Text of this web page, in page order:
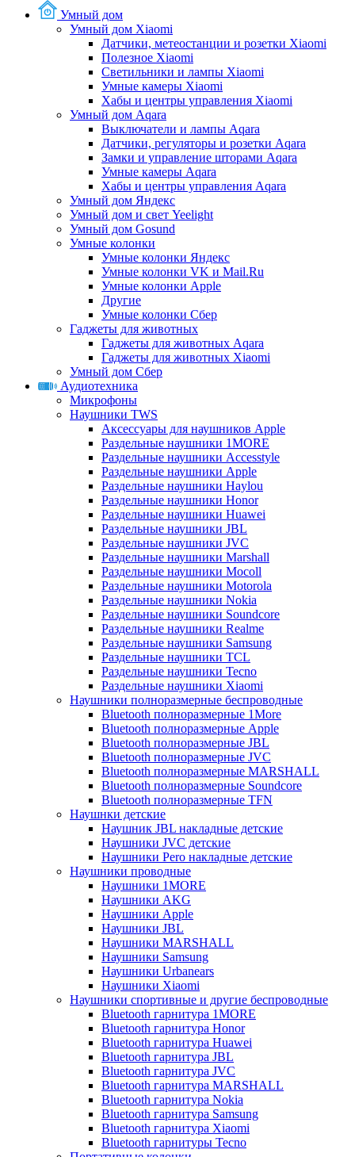
Умный дом
Умный дом Xiaomi
Датчики, метеостанции и розетки Xiaomi
Полезное Xiaomi
Светильники и лампы Xiaomi
Умные камеры Xiaomi
Хабы и центры управления Xiaomi
Умный дом Aqara
Выключатели и лампы Aqara
Датчики, регуляторы и розетки Aqara
Замки и управление шторами Aqara
Умные камеры Aqara
Хабы и центры управления Aqara
Умный дом Яндекс
Умный дом и свет Yeelight
Умный дом Gosund
Умные колонки
Умные колонки Яндекс
Умные колонки VK и Mail.Ru
Умные колонки Apple
Другие
Умные колонки Сбер
Гаджеты для животных
Гаджеты для животных Aqara
Гаджеты для животных Xiaomi
Умный дом Сбер
Аудиотехника
Микрофоны
Наушники TWS
Аксессуары для наушников Apple
Раздельные наушники 1MORE
Раздельные наушники Accesstyle
Раздельные наушники Apple
Раздельные наушники Haylou
Раздельные наушники Honor
Раздельные наушники Huawei
Раздельные наушники JBL
Раздельные наушники JVC
Раздельные наушники Marshall
Раздельные наушники Mocoll
Раздельные наушники Motorola
Раздельные наушники Nokia
Раздельные наушники Soundcore
Раздельные наушники Realme
Раздельные наушники Samsung
Раздельные наушники TCL
Раздельные наушники Tecno
Раздельные наушники Xiaomi
Наушники полноразмерные беспроводные
Bluetooth полноразмерные 1More
Bluetooth полноразмерные Apple
Bluetooth полноразмерные JBL
Bluetooth полноразмерные JVC
Bluetooth полноразмерные MARSHALL
Bluetooth полноразмерные Soundcore
Bluetooth полноразмерные TFN
Наушнки детские
Наушник JBL накладные детские
Наушники JVC детские
Наушники Pero накладные детские
Наушники проводные
Наушники 1MORE
Наушники AKG
Наушники Apple
Наушники JBL
Наушники MARSHALL
Наушники Samsung
Наушники Urbanears
Наушники Xiaomi
Наушники спортивные и другие беспроводные
Bluetooth гарнитура 1MORE
Bluetooth гарнитура Honor
Bluetooth гарнитура Huawei
Bluetooth гарнитура JBL
Bluetooth гарнитура JVC
Bluetooth гарнитура MARSHALL
Bluetooth гарнитура Nokia
Bluetooth гарнитура Samsung
Bluetooth гарнитура Xiaomi
Bluetooth гарнитуры Tecno